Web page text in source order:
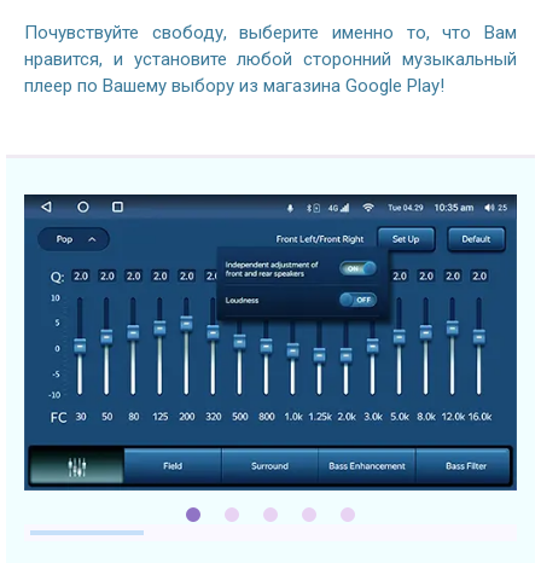
Почувствуйте свободу, выберите именно то, что Вам
нравится, и установите любой сторонний музыкальный
плеер по Вашему выбору из магазина Google Play!